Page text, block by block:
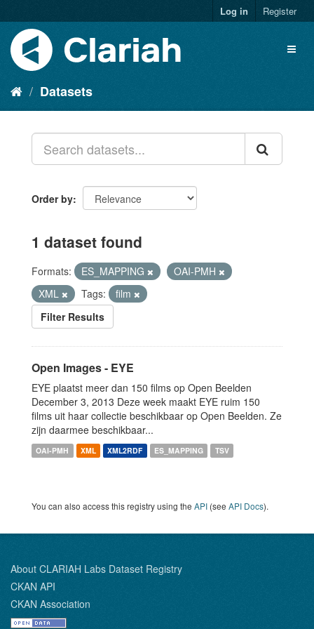
Log in Register
Datasets
Order by
1 dataset found
Formats: ES_MAPPING
OAI-PMH
XML
Tags:
film
Filter Results
Open Images - EYE
EYE plaatst meer dan 150 films op Open Beelden
December 3, 2013 Deze week maakt EYE ruim 150
films uit haar collectie beschikbaar op Open Beelden. Ze
zijn daarmee beschikbaar...
OAI-PMH XML XML2RDF ES_MAPPING TSV
You can also access this registry using the API (see API Docs).
About CLARIAH Labs Dataset Registry
CKAN API
CKAN Association